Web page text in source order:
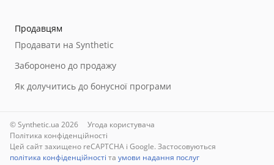
Продавцям
Продавати на Synthetic
Заборонено до продажу
Як долучитись до бонусної програми
© Synthetic.ua 2026
Угода користувача
Політика конфіденційності
Цей сайт захищено reCAPTCHA і Google. Застосовуються
політика конфіденційності та умови надання послуг